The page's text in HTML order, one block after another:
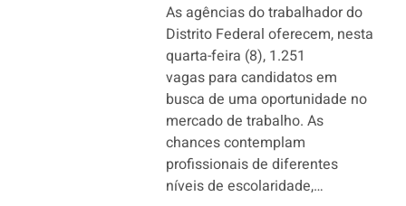
As agências do trabalhador do
Distrito Federal oferecem, nesta
quarta-feira (8), 1.251
vagas para candidatos em
busca de uma oportunidade no
mercado de trabalho. As
chances contemplam
profissionais de diferentes
níveis de escolaridade,…